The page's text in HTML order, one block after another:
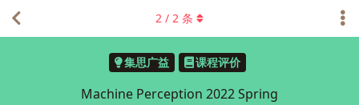
集思广益 课程评价
Machine Perception 2022 Spring
2 / 2 条